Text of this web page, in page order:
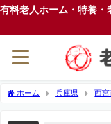
有料老人ホーム・特養・
ホーム 兵庫県 西宮